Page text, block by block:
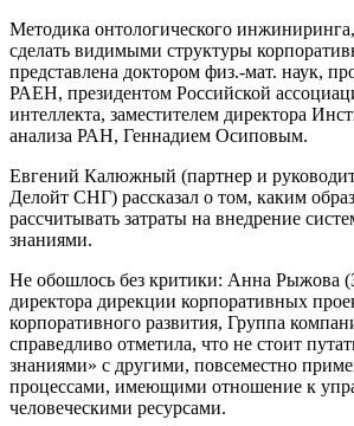
Методика онтологического
сделать видимыми структуры
представлена доктором физ.-мат. наук,
РАЕН, президентом Российской
интеллекта, заместителем директора
анализа РАН, Геннадием Осиповым.
Евгений Калюжный (партнер и
Делойт СНГ) рассказал о том, каким
рассчитывать затраты на внедрение
знаниями.
Не обошлось без критики: Анна Рыжова
директора дирекции корпоративных
корпоративного развития, Группа
справедливо отметила, что не стоит
знаниями» с другими, повсеместно
процессами, имеющими отношение к
человеческими ресурсами.